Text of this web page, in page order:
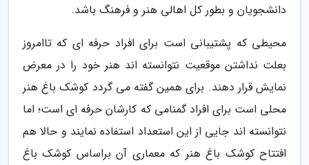
دانشجویان و بطور کل اهالی هنر و فرهنگ باشد.
محیطی که پشتیبانی است برای افراد حرفه ای که تاامروز
بعلت نداشتن موقعیت نتوانسته اند هنر خود را در معرض
نمایش قرار دهند. برای همین گفته می گردد کوشک باغ هنر
محلی است برای افراد گمنامی که کارشان حرفه ای است؛ اما
نتوانسته اند جایی از این استعداد استفاده نمایند و حالا هم
افتتاح کوشک باغ هنر که معماری آن براساس کوشک باغ